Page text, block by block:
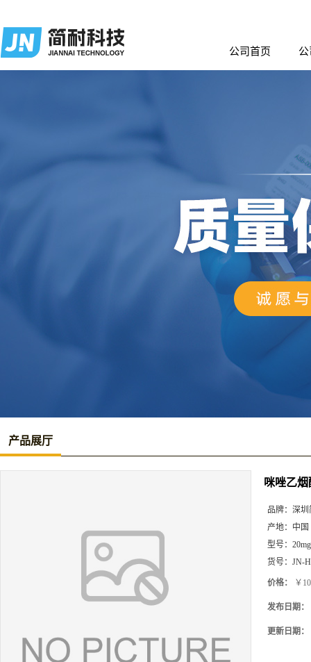
公司首页
产品展厅
咪唑乙烟
品牌： 深圳
产地： 中国
型号： 20mg
货号： JN-
价格： ￥
发布日期：
更新日期：